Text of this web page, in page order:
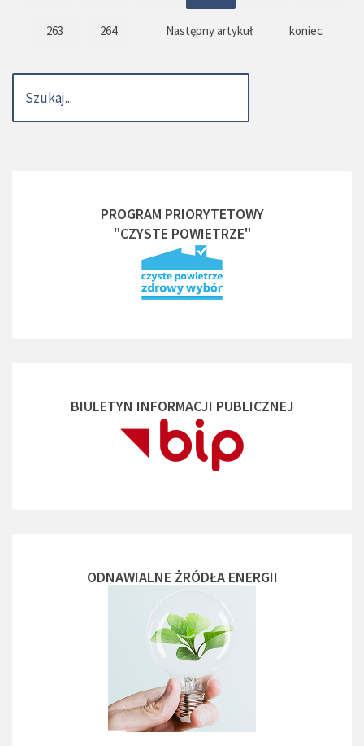
263 264 Następny artykuł koniec
PROGRAM PRIORYTETOWY
"CZYSTE POWIETRZE"
BIULETYN INFORMACJI PUBLICZNEJ
ODNAWIALNE ŻRÓDŁA ENERGII